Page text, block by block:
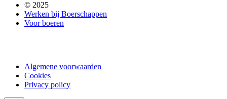
© 2025
Werken bij Boerschappen
Voor boeren
Algemene voorwaarden
Cookies
Privacy policy